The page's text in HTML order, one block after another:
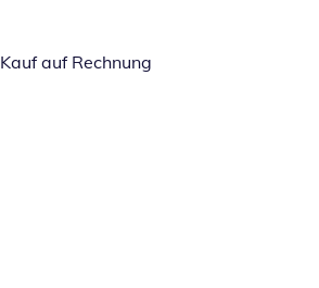
Kauf auf Rechnung